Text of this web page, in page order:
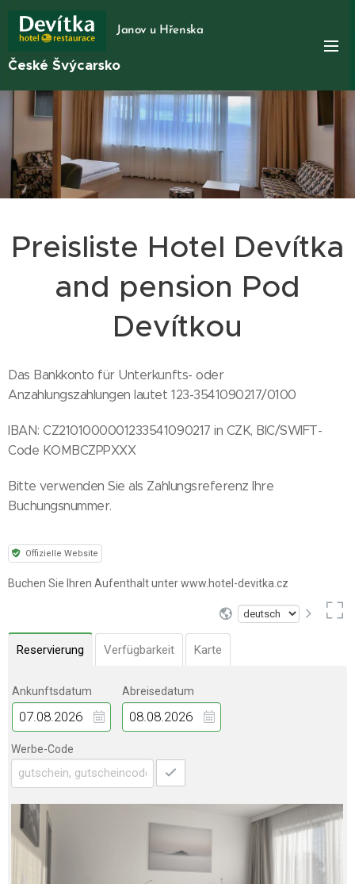
Janov u Hřenska
České Švýcarsko
Preisliste Hotel Devítka
and pension Pod
Devítkou
Das Bankkonto für Unterkunfts- oder
Anzahlungszahlungen lautet 123-3541090217/0100
IBAN: CZ2101000001233541090217 in CZK, BIC/SWIFT-
Code KOMBCZPPXXX
Bitte verwenden Sie als Zahlungsreferenz Ihre
Buchungsnummer.